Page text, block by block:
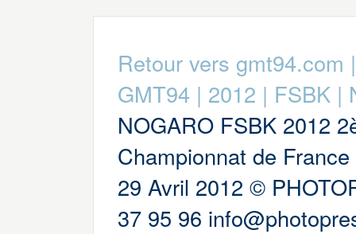
Retour vers gmt94.com
GMT94 | 2012 | FSBK|
NOGARO FSBK 2012
Championnat de
29 Avril 2012 ©
37 95 96